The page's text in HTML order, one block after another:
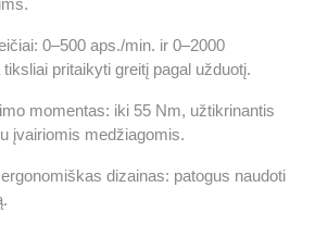
0–500 aps./min. ir 0–2000
pritaikyti greitį pagal užduotį.
momentas: iki 55 Nm, užtikrinantis
įvairiomis medžiagomis.
dizainas: patogus naudoti